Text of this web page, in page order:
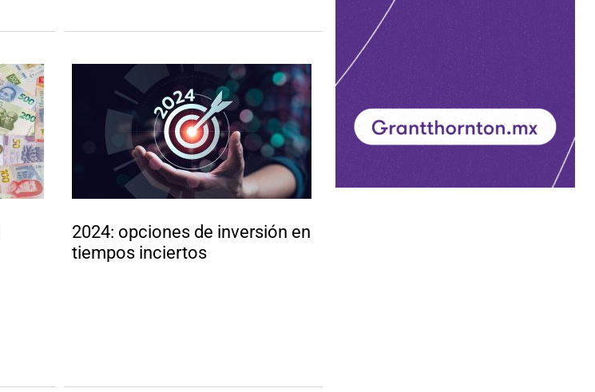
2024: opciones de inversión en
tiempos inciertos